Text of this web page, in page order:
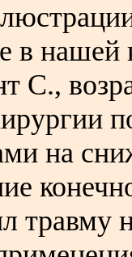
в нашей
С.,
на
травму